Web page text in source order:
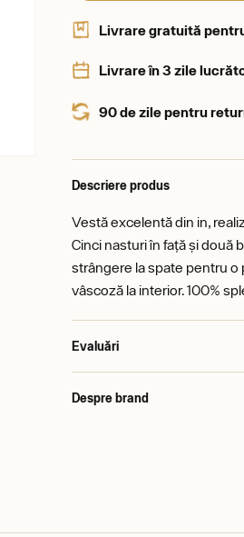
Livrare gratuită
Livrare în 3 zile
90 de zile pentru
Descriere produs
Vestă excelentă din in,
Cinci nasturi în față și două
strângere la spate pentru o
vâscoză la interior. 100%
Evaluări
Despre brand